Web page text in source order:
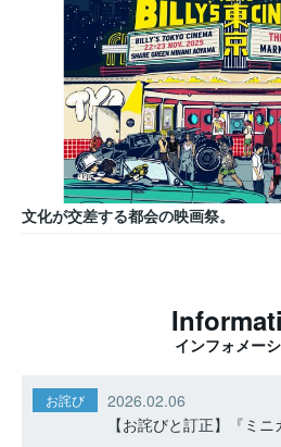
文化が交差する都会の映画祭。
インフォメー
お詫び
2026.02.06
【お詫びと訂正】『ミニ